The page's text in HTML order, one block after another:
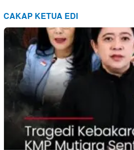
CAKAP KETUA EDI